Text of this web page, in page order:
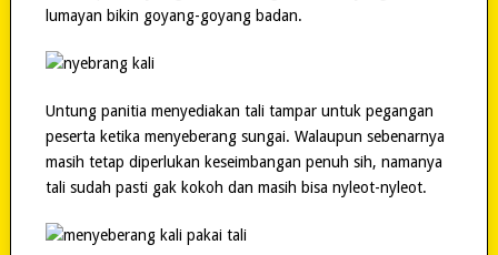
lumayan bikin goyang-goyang badan.
Untung panitia menyediakan tali tampar untuk pegangan
peserta ketika menyeberang sungai. Walaupun sebenarnya
masih tetap diperlukan keseimbangan penuh sih, namanya
tali sudah pasti gak kokoh dan masih bisa nyleot-nyleot.